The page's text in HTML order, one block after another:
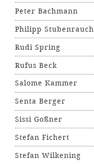
Peter Bachmann
Philipp Stubenrauch
Rudi Spring
Rufus Beck
Salome Kammer
Senta Berger
Sissi Goßner
Stefan Fichert
Stefan Wilkening